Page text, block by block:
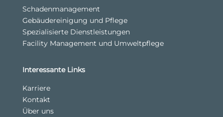
Schadenmanagement
Gebäudereinigung und Pflege
Spezialisierte Dienstleistungen
Facility Management und Umweltpflege
Interessante Links
Karriere
Kontakt
Über uns